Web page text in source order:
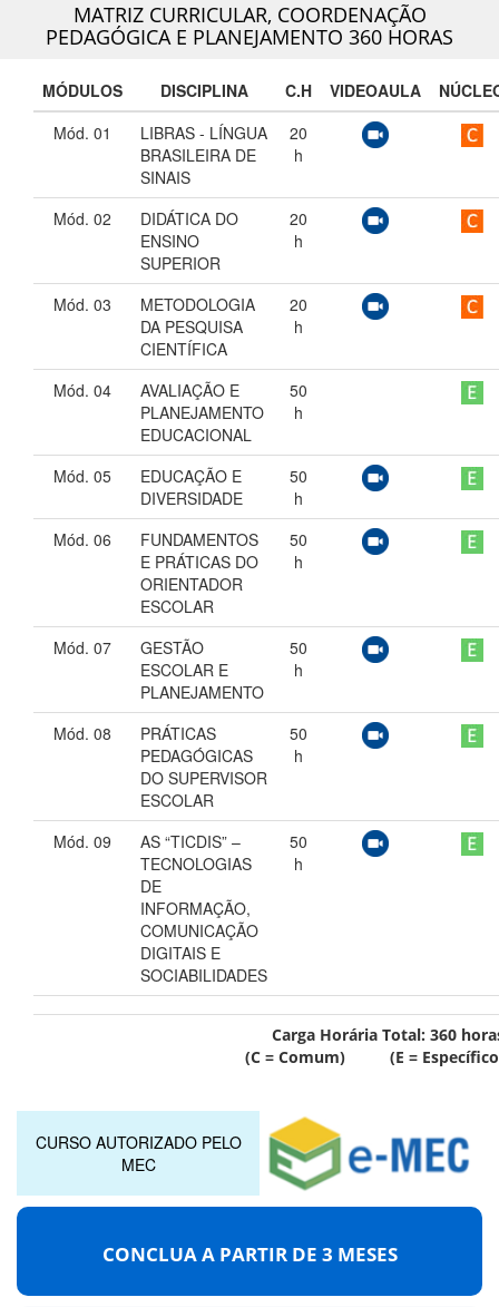
MATRIZ CURRICULAR, COORDENAÇÃO
PEDAGÓGICA E PLANEJAMENTO 360 HORAS
MÓDULOS DISCIPLINA C.H VIDEOAULA
Mód. 01
LIBRAS - LÍNGUA
BRASILEIRA DE
SINAIS
20
h
Mód. 02
DIDÁTICA DO
ENSINO
SUPERIOR
20
h
Mód. 03
METODOLOGIA
DA PESQUISA
CIENTÍFICA
20
h
Mód. 04
AVALIAÇÃO E
PLANEJAMENTO
EDUCACIONAL
50
h
Mód. 05
EDUCAÇÃO E
DIVERSIDADE
50
h
Mód. 06
FUNDAMENTOS
E PRÁTICAS DO
ORIENTADOR
ESCOLAR
50
h
Mód. 07
GESTÃO
ESCOLAR E
PLANEJAMENTO
50
h
Mód. 08
PRÁTICAS
PEDAGÓGICAS
DO SUPERVISOR
ESCOLAR
50
h
Mód. 09
AS “TICDIS” –
TECNOLOGIAS
DE
INFORMAÇÃO,
COMUNICAÇÃO
DIGITAIS E
SOCIABILIDADES
50
h
Carga Horária Total: 360
(C = Comum) (E =
CURSO AUTORIZADO PELO
MEC
CONCLUA A PARTIR DE 3 MESES